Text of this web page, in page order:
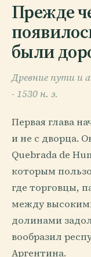
Прежде
были
Древние пути и
- 1530 н. э.
Первая глава
и не с дворца.
Quebrada de
которым
где торговцы,
между
долинами
вообразил
Аргентина.